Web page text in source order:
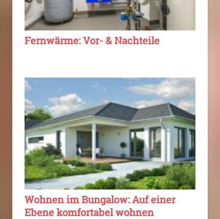
Fernwärme: Vor- & Nachteile
Wohnen im Bungalow: Auf einer
Ebene komfortabel wohnen